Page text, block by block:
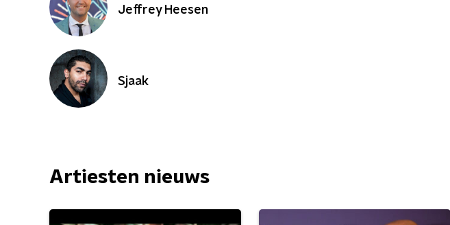
Jeffrey Heesen
Sjaak
Artiesten nieuws